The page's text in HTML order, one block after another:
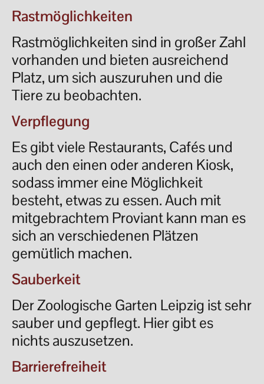
Rastmöglichkeiten
Rastmöglichkeiten sind in großer Zahl
vorhanden und bieten ausreichend
Platz, um sich auszuruhen und die
Tiere zu beobachten.
Verpflegung
Es gibt viele Restaurants, Cafés und
auch den einen oder anderen Kiosk,
sodass immer eine Möglichkeit
besteht, etwas zu essen. Auch mit
mitgebrachtem Proviant kann man es
sich an verschiedenen Plätzen
gemütlich machen.
Sauberkeit
Der Zoologische Garten Leipzig ist sehr
sauber und gepflegt. Hier gibt es
nichts auszusetzen.
Barrierefreiheit